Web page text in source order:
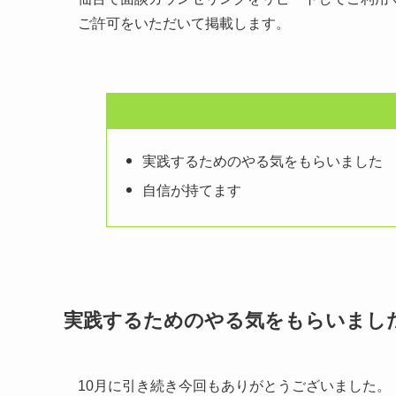
ご許可をいただいて掲載します。
実践するためのやる気をもらいました
自信が持てます
実践するためのやる気をもらいまし
10月に引き続き今回もありがとうございました。